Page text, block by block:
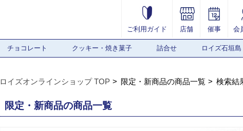
ご利用ガイド 店舗 催事 会
チョコレート クッキー・焼き菓子 詰合せ ロイズ石垣島
ロイズオンラインショップ TOP 限定・新商品の商品一覧 検索結
限定・新商品の商品一覧